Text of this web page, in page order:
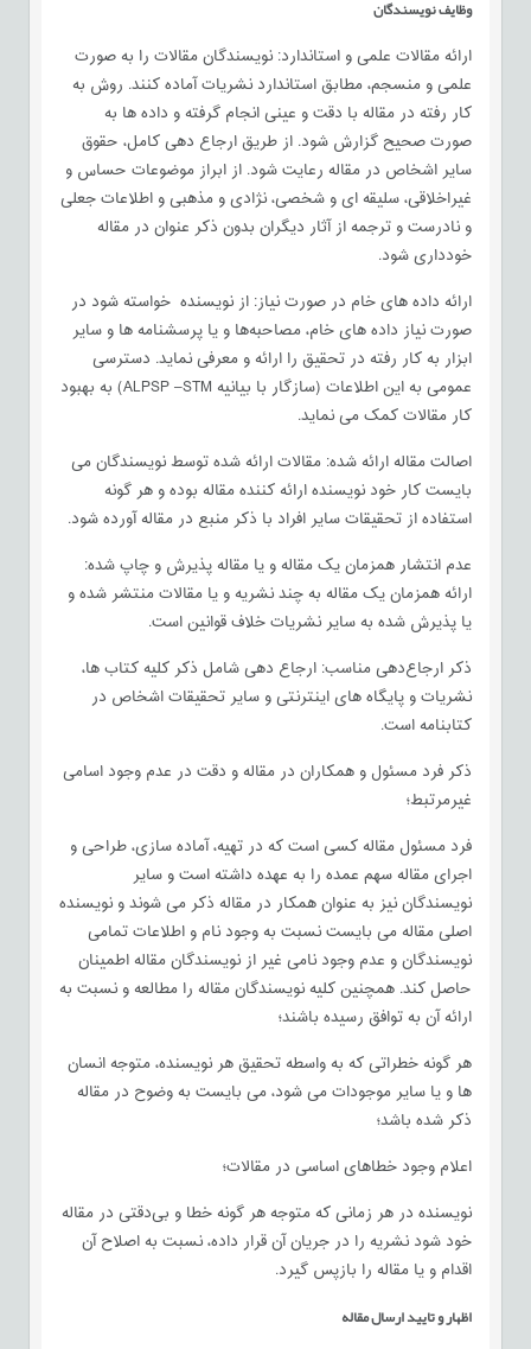
وظایف نویسندگان
ارائه مقالات علمی و استاندارد: نویسندگان مقالات را به صورت
علمی و منسجم، مطابق استاندارد نشریات آماده کنند. روش به
کار رفته در مقاله با دقت و عینی انجام گرفته و داده ها به
صورت صحیح گزارش شود. از طریق ارجاع دهی کامل، حقوق
سایر اشخاص در مقاله رعایت شود. از ابراز موضوعات حساس و
غیراخلاقی، سلیقه ای و شخصی، نژادی و مذهبی و اطلاعات جعلی
و نادرست و ترجمه از آثار دیگران بدون ذکر عنوان در مقاله
خودداری شود.
ارائه داده های خام در صورت نیاز: از نویسنده خواسته شود در
صورت نیاز داده های خام، مصاحبه‌ها و یا پرسشنامه ها و سایر
ابزار به کار رفته در تحقیق را ارائه و معرفی نماید. دسترسی
عمومی به این اطلاعات (سازگار با بیانیه ALPSP –STM) به بهبود
کار مقالات کمک می نماید.
اصالت مقاله ارائه شده: مقالات ارائه شده توسط نویسندگان می
بایست کار خود نویسنده ارائه کننده مقاله بوده و هر گونه
استفاده از تحقیقات سایر افراد با ذکر منبع در مقاله آورده شود.
عدم انتشار همزمان یک مقاله و یا مقاله پذیرش و چاپ شده:
ارائه همزمان یک مقاله به چند نشریه و یا مقالات منتشر شده و
یا پذیرش شده به سایر نشریات خلاف قوانین است.
ذکر ارجاع‌دهی مناسب: ارجاع دهی شامل ذکر کلیه کتاب ها،
نشریات و پایگاه های اینترنتی و سایر تحقیقات اشخاص در
کتابنامه است.
ذکر فرد مسئول و همکاران در مقاله و دقت در عدم وجود اسامی
غیرمرتبط؛
فرد مسئول مقاله کسی است که در تهیه، آماده سازی، طراحی و
اجرای مقاله سهم عمده را به عهده داشته است و سایر
نویسندگان نیز به عنوان همکار در مقاله ذکر می شوند و نویسنده
اصلی مقاله می بایست نسبت به وجود نام و اطلاعات تمامی
نویسندگان و عدم وجود نامی غیر از نویسندگان مقاله اطمینان
حاصل کند. همچنین کلیه نویسندگان مقاله را مطالعه و نسبت به
ارائه آن به توافق رسیده باشند؛
هر گونه خطراتی که به واسطه تحقیق هر نویسنده، متوجه انسان
ها و یا سایر موجودات می شود، می بایست به وضوح در مقاله
ذکر شده باشد؛
اعلام وجود خطاهای اساسی در مقالات؛
نویسنده در هر زمانی که متوجه هر گونه خطا و بی‌دقتی در مقاله
خود شود نشریه را در جریان آن قرار داده، نسبت به اصلاح آن
اقدام و یا مقاله را بازپس گیرد.
اظهار و تایید ارسال مقاله